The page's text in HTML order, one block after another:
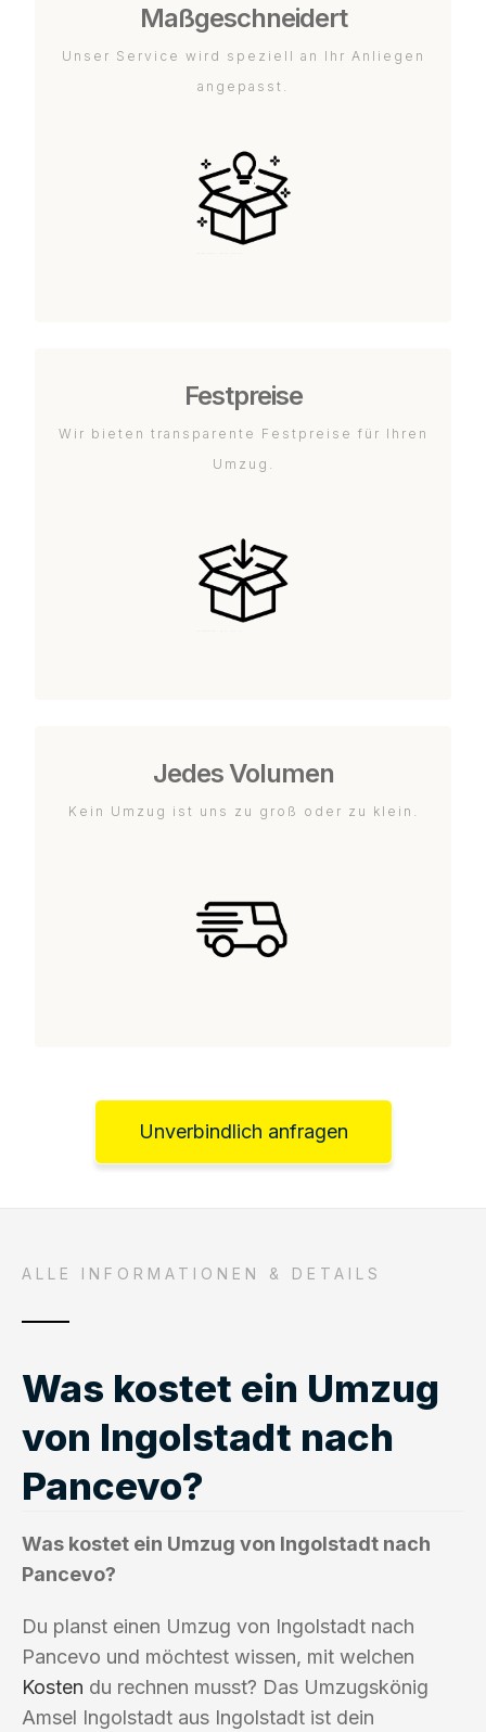
Maßgeschneidert
Unser Service wird speziell an Ihr Anliegen
angepasst.
Festpreise
Wir bieten transparente Festpreise für Ihren
Umzug.
Jedes Volumen
Kein Umzug ist uns zu groß oder zu klein.
Unverbindlich anfragen
ALLE INFORMATIONEN & DETAILS
Was kostet ein Umzug
von Ingolstadt nach
Pancevo?
Was kostet ein Umzug von Ingolstadt nach
Pancevo?
Du planst einen Umzug von Ingolstadt nach
Pancevo und möchtest wissen, mit welchen
Kosten du rechnen musst? Das Umzugskönig
Amsel Ingolstadt aus Ingolstadt ist dein